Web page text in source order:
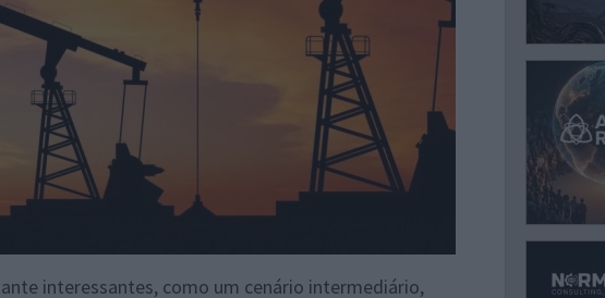
interessantes, como um cenário intermediário,